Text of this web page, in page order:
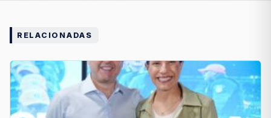
RELACIONADAS